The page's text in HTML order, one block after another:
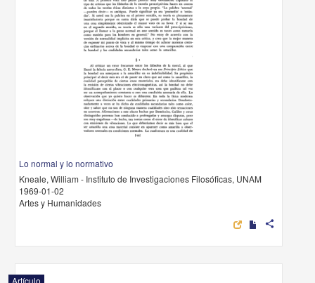
Lo normal y lo normativo
Kneale, William - Instituto de Investigaciones Filosóficas, UNAM
1969-01-02
Artes y Humanidades
share
Artículo